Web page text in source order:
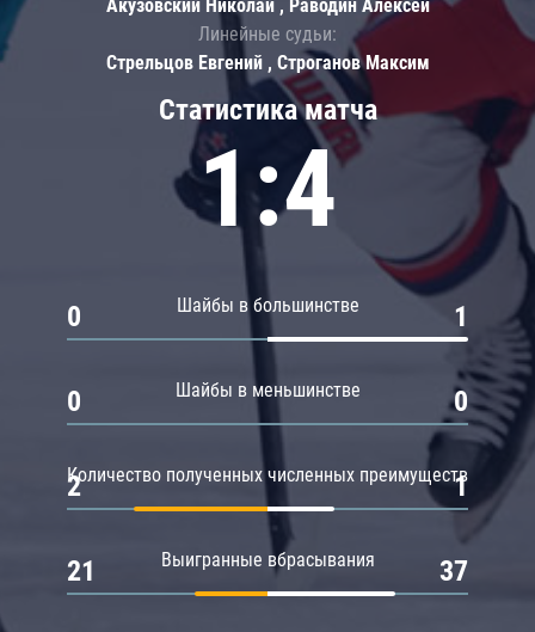
Статистика матча
1:4
Шайбы в большинстве
0 1
Шайбы в меньшинстве
0 0
Количество полученных численных преимуществ
2 1
Выигранные вбрасывания
21 37
Акузовский Николай , Раводин Алексей
Линейные судьи:
Стрельцов Евгений , Строганов Максим